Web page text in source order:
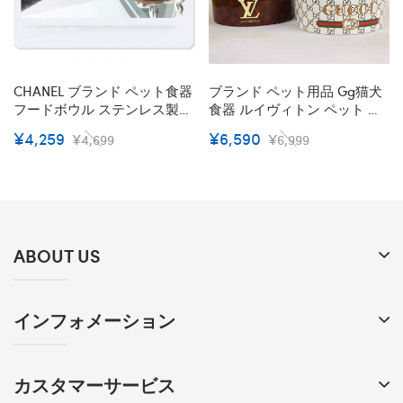
CHANEL ブランド ペット食器
フードボウル ステンレス製
スチール シャネル ハイブラ
ンド 水入れ 滑り止め 餌皿 小
¥4,259 ¥4,699
ブランド ペット用品 Gg猫犬
食器 ルイヴィトン ペット フ
ードボウル 丸い 陶磁 水入れ
餌皿 おしゃれ ドッグ用品 耐
¥6,590 ¥6,999
ABOUT US
インフォメーション
カスタマーサービス